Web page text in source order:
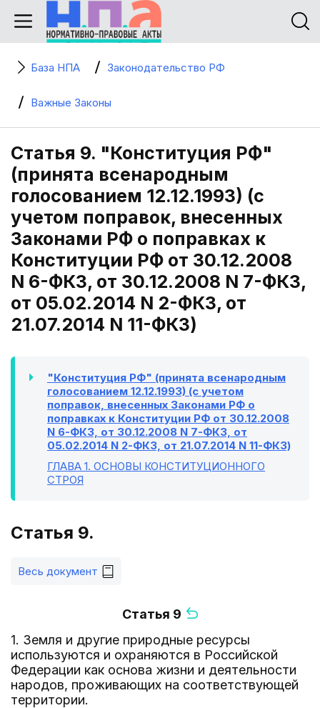
База НПА Законодательство РФ
Важные Законы
Статья 9. "Конституция РФ"
(принята всенародным
голосованием 12.12.1993) (с
учетом поправок, внесенных
Законами РФ о поправках к
Конституции РФ от 30.12.2008
N 6-ФКЗ, от 30.12.2008 N 7-ФКЗ,
от 05.02.2014 N 2-ФКЗ, от
21.07.2014 N 11-ФКЗ)
"Конституция РФ" (принята всенародным
голосованием 12.12.1993) (с учетом
поправок, внесенных Законами РФ о
поправках к Конституции РФ от 30.12.2008
N 6-ФКЗ, от 30.12.2008 N 7-ФКЗ, от
05.02.2014 N 2-ФКЗ, от 21.07.2014 N 11-ФКЗ)
ГЛАВА 1. ОСНОВЫ КОНСТИТУЦИОННОГО
СТРОЯ
Статья 9.
Весь документ
Статья 9
1. Земля и другие природные ресурсы
используются и охраняются в Российской
Федерации как основа жизни и деятельности
народов, проживающих на соответствующей
территории.